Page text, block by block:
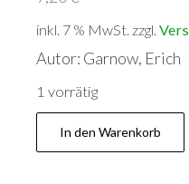
inkl. 7 % MwSt. zzgl.
Autor: Garnow, Erich
1 vorrätig
Völker
und
In den Warenkorb